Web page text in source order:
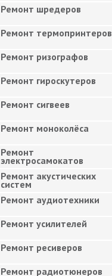
Ремонт шредеров
Ремонт термопринтеров
Ремонт ризографов
Ремонт гироскутеров
Ремонт сигвеев
Ремонт моноколёса
Ремонт
электросамокатов
Ремонт акустических
систем
Ремонт аудиотехники
Ремонт усилителей
Ремонт ресиверов
Ремонт радиотюнеров